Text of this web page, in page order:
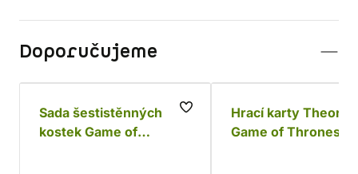
Doporučujeme
Sada šestistěnných
kostek Game of
Hrací karty
Game of Thrones